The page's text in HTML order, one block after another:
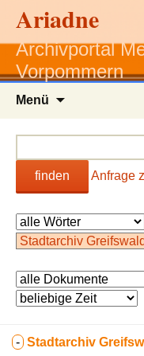
Ariadne
Archivportal
Vorpommern
Menü
finden Anfrage
- Stadtarchiv